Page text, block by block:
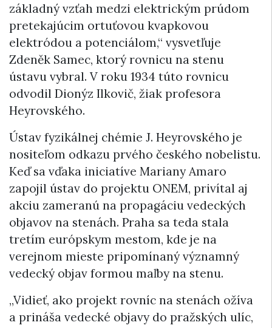
základný vzťah medzi elektrickým prúdom
pretekajúcim ortuťovou kvapkovou
elektródou a potenciálom,“ vysvetľuje
Zdeněk Samec, ktorý rovnicu na stenu
ústavu vybral. V roku 1934 túto rovnicu
odvodil Dionýz Ilkovič, žiak profesora
Heyrovského.
Ústav fyzikálnej chémie J. Heyrovského je
nositeľom odkazu prvého českého nobelistu.
Keď sa vďaka iniciatíve Mariany Amaro
zapojil ústav do projektu ONEM, privítal aj
akciu zameranú na propagáciu vedeckých
objavov na stenách. Praha sa teda stala
tretím európskym mestom, kde je na
verejnom mieste pripomínaný významný
vedecký objav formou maľby na stenu.
„Vidieť, ako projekt rovníc na stenách ožíva
a prináša vedecké objavy do pražských ulíc,